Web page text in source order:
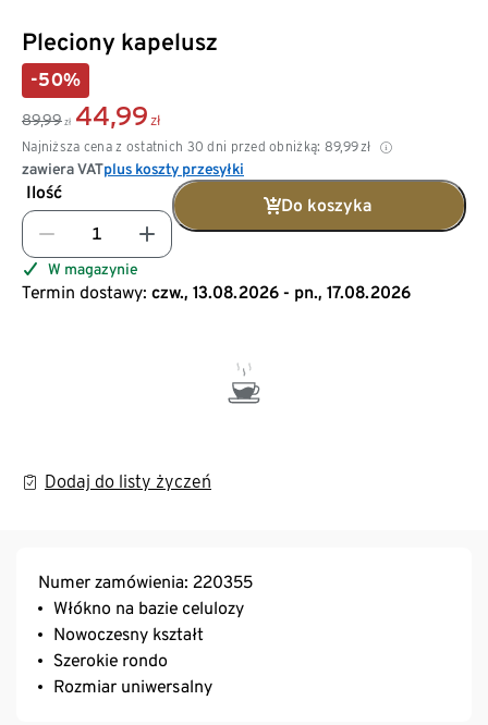
Pleciony kapelusz
-50%
89,99 zł 44,99 zł
Najniższa cena z ostatnich 30 dni przed obniżką: 89,99 zł
zawiera VATplus koszty przesyłki
Ilość
Do koszyka
W magazynie
Termin dostawy: czw., 13.08.2026 - pn., 17.08.2026
Dodaj do listy życzeń
Numer zamówienia: 220355
Włókno na bazie celulozy
Nowoczesny kształt
Szerokie rondo
Rozmiar uniwersalny